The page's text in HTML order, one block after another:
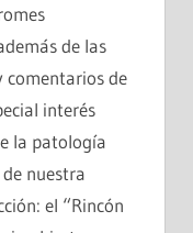
de las
comentarios de
interés
la patología
nuestra
el “Rincón